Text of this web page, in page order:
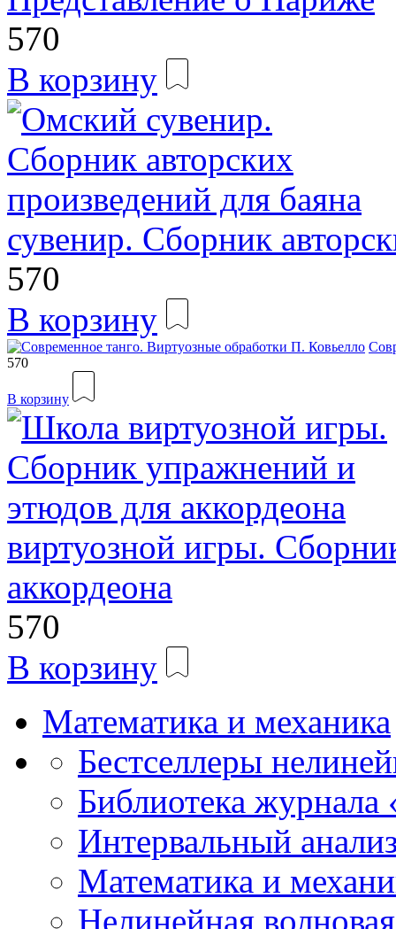
570
В корзину
сувенир. Сборник
570
В корзину
570
В корзину
виртуозной игры.
аккордеона
570
В корзину
Математика и механика
Бестселлеры
Библиотека
Интервальный
Математика и
Нелинейная